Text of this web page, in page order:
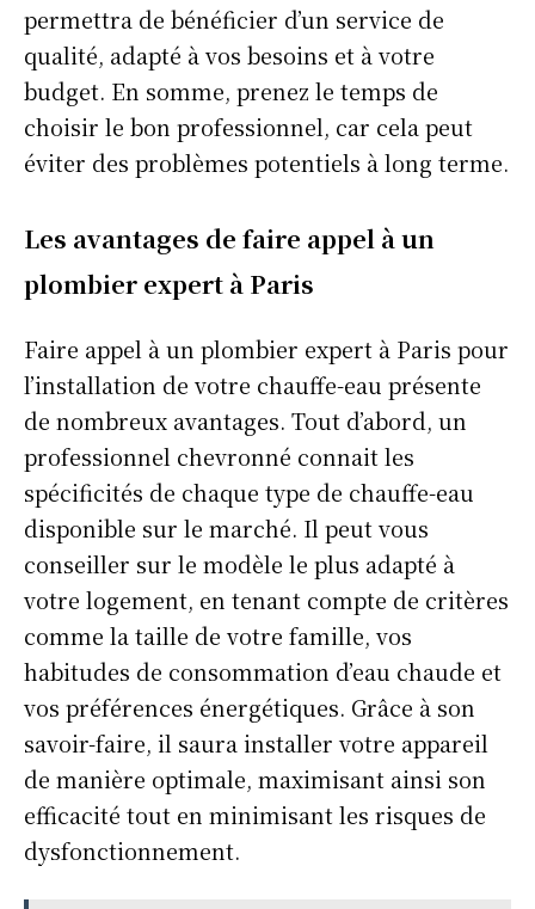
permettra de bénéficier d’un service de
qualité, adapté à vos besoins et à votre
budget. En somme, prenez le temps de
choisir le bon professionnel, car cela peut
éviter des problèmes potentiels à long terme.
Les avantages de faire appel à un
plombier expert à Paris
Faire appel à un plombier expert à Paris pour
l’installation de votre chauffe-eau présente
de nombreux avantages. Tout d’abord, un
professionnel chevronné connait les
spécificités de chaque type de chauffe-eau
disponible sur le marché. Il peut vous
conseiller sur le modèle le plus adapté à
votre logement, en tenant compte de critères
comme la taille de votre famille, vos
habitudes de consommation d’eau chaude et
vos préférences énergétiques. Grâce à son
savoir-faire, il saura installer votre appareil
de manière optimale, maximisant ainsi son
efficacité tout en minimisant les risques de
dysfonctionnement.